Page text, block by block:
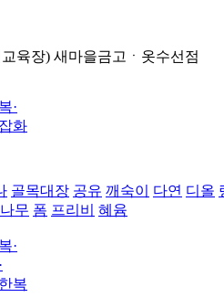
육장) 새마을금고ㆍ옷수선점
·
화
골목대장 공유 깨숙이 다연 디올
무 폼 프리비
혜윰
·
복